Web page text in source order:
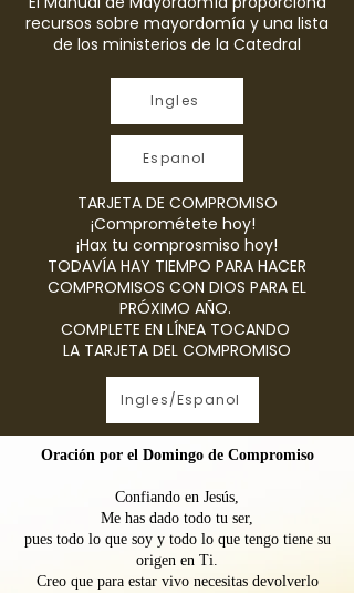
recursos sobre mayordomía y una lista
de los ministerios de la Catedral
Ingles
Espanol
TARJETA DE COMPROMISO
¡Comprométete hoy!
¡Hax tu comprosmiso hoy!
TODAVÍA HAY TIEMPO PARA HACER
COMPROMISOS CON DIOS PARA EL
PRÓXIMO AÑO.
COMPLETE EN LÍNEA TOCANDO
LA TARJETA DEL COMPROMISO
Ingles/Espanol
Oración por el Domingo de Compromiso
Confiando en Jesús,
Me has dado todo tu ser,
pues todo lo que soy y todo lo que tengo tiene su
origen en Ti.
Creo que para estar vivo necesitas devolverlo